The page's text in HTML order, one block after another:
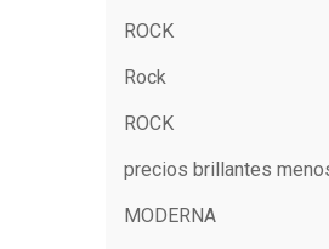
ROCK
Rock
ROCK
precios brillantes
MODERNA